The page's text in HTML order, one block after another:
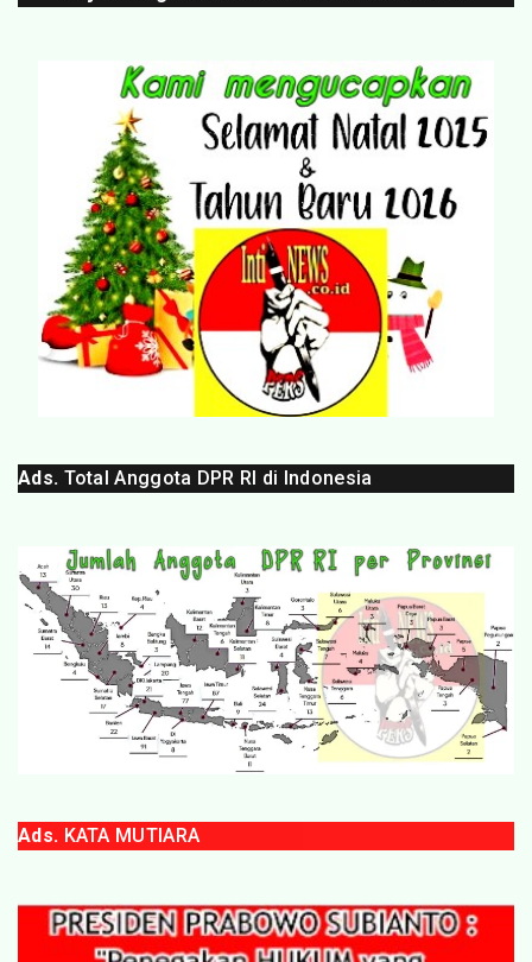
Ads. Total Anggota DPR RI di Indonesia
Ads. KATA MUTIARA